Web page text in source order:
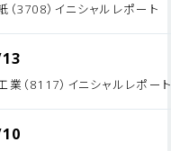
3708）イニシャルレポート
（8117）イニシャルレポート